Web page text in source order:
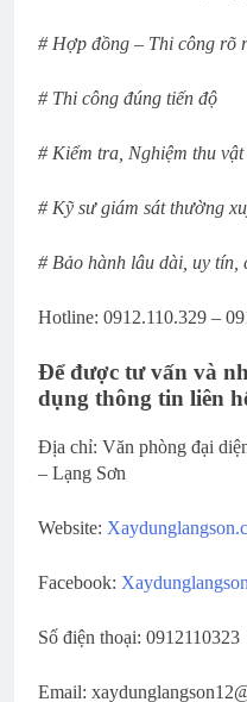
# Hợp đồng – Thi công rõ
# Thi công đúng tiến độ
# Kiểm tra, Nghiệm thu
# Kỹ sư giám sát thường
# Bảo hành lâu dài, uy tín,
Hotline: 0912.110.329 –
Để được tư vấn và
dụng thông tin liên
Địa chỉ: Văn phòng đại
– Lạng Sơn
Website:
Facebook: Xaydunglangson
Số điện thoại: 0912110323
Email: